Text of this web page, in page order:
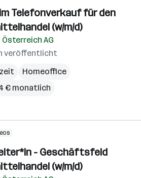
Telefonverkauf für den
(w/m/d)
Österreich AG
veröffentlicht
Homeoffice
€ monatlich
- Geschäftsfeld
(w/m/d)